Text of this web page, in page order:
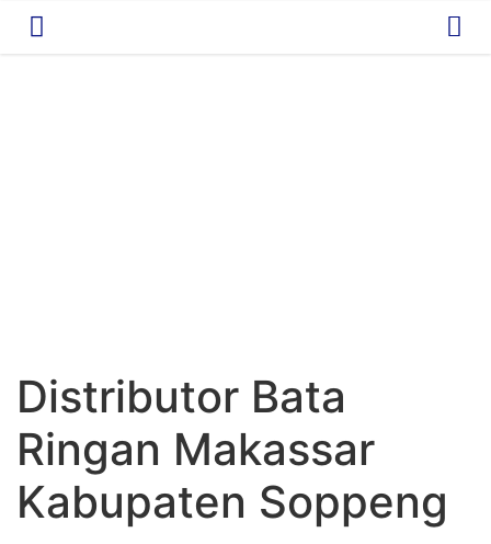
Distributor Bata
Ringan Makassar
Kabupaten Soppeng